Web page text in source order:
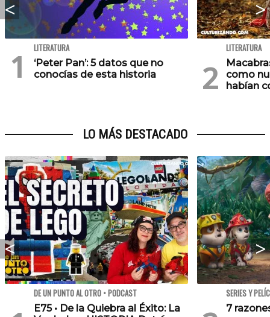
LITERATURA
‘Peter Pan’: 5 datos que no
conocías de esta historia
LITERATURA
como
habían
LO MÁS DESTACADO
DE UN PUNTO AL OTRO • PODCAST
E75 • De la Quiebra al Éxito: La
SERIES Y
7